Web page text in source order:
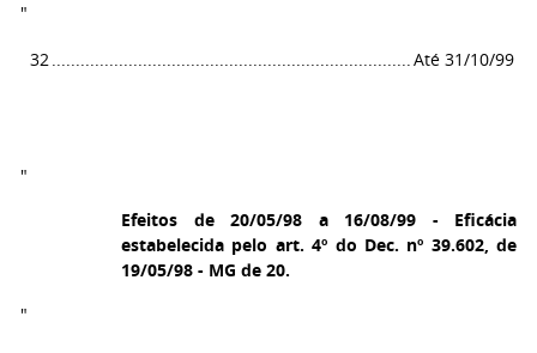
"
32...........................................................................Até 31/10/99
"
Efeitos de 20/05/98 a 16/08/99 - Eficácia
estabelecida pelo art. 4º do Dec. nº 39.602, de
19/05/98 - MG de 20.
"